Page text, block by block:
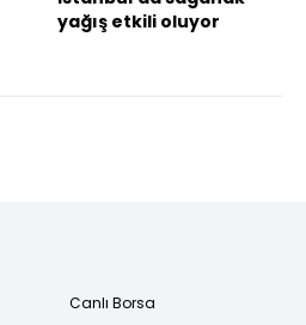
yağış etkili oluyor
Canlı Borsa